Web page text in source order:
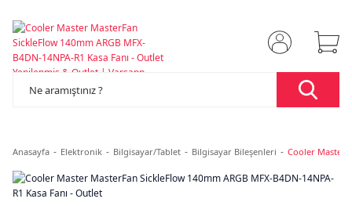
Anasayfa Elektronik Bilgisayar/Tablet Bilgisayar Bileşenleri Cooler Master